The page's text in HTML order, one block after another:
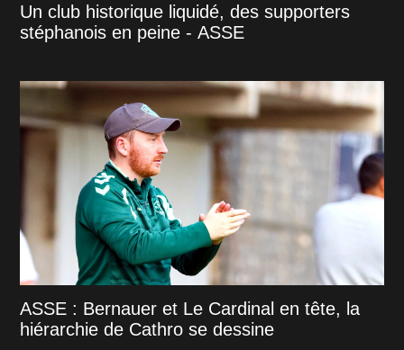
Un club historique liquidé, des supporters
stéphanois en peine - ASSE
ASSE : Bernauer et Le Cardinal en tête, la
hiérarchie de Cathro se dessine